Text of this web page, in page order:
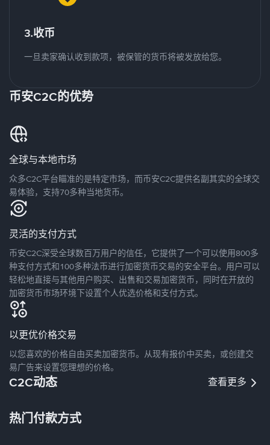
3.收币
一旦卖家确认收到款项，被保管的货币将被发放给您。
币安C2C的优势
全球与本地市场
众多C2C平台瞄准的是特定市场，而币安C2C提供名副其实的全球交
易体验，支持70多种当地货币。
灵活的支付方式
币安C2C深受全球数百万用户的信任，它提供了一个可以使用800多
种支付方式和100多种法币进行加密货币交易的安全平台。用户可以
轻松地直接与其他用户购买、出售和交易加密货币，同时在开放的
加密货币市场环境下设置个人优选价格和支付方式。
以更优价格交易
以您喜欢的价格自由买卖加密货币。从现有报价中买卖，或创建交
易广告来设置您理想的价格。
C2C动态 查看更多
热门付款方式